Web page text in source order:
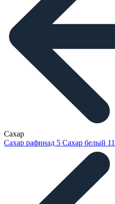
Сахар
Сахар рафинад 5 Сахар белый 11